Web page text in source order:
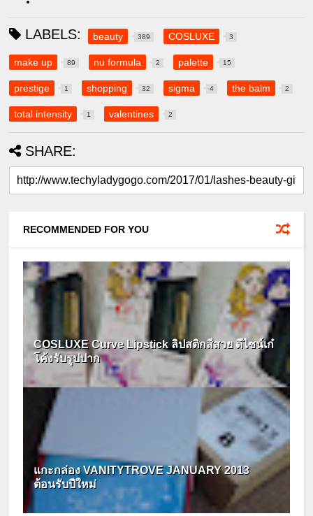
LABELS: beauty 389 COSLUXE 3
make up 89 nu formula 2 palette 15
prestige 1 shopping 32 sigma 4 the balm 2
total intensity 1 valentines 2
SHARE:
RECOMMENDED FOR YOU
COSLUXE Curve Lipstick ลิปสติกสีสวย ดีไซน์เก๋
โค้งรับรูปปาก
แกะกล่อง VANITYTROVE JANUARY 2013
ต้อนรับปีใหม่